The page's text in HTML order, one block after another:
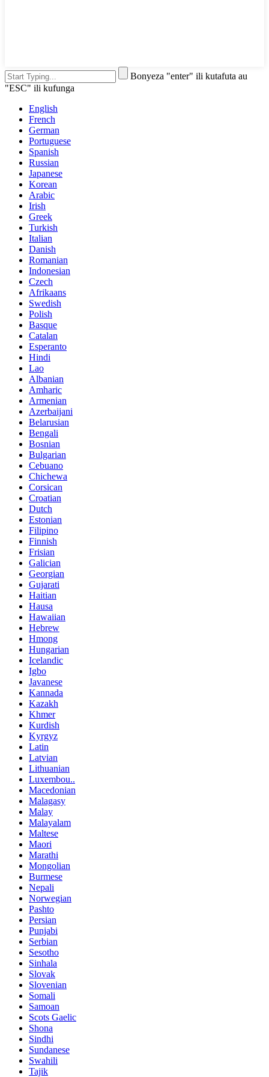
Bonyeza "enter" ili kutafuta au
"ESC" ili kufunga
English
French
German
Portuguese
Spanish
Russian
Japanese
Korean
Arabic
Irish
Greek
Turkish
Italian
Danish
Romanian
Indonesian
Czech
Afrikaans
Swedish
Polish
Basque
Catalan
Esperanto
Hindi
Lao
Albanian
Amharic
Armenian
Azerbaijani
Belarusian
Bengali
Bosnian
Bulgarian
Cebuano
Chichewa
Corsican
Croatian
Dutch
Estonian
Filipino
Finnish
Frisian
Galician
Georgian
Gujarati
Haitian
Hausa
Hawaiian
Hebrew
Hmong
Hungarian
Icelandic
Igbo
Javanese
Kannada
Kazakh
Khmer
Kurdish
Kyrgyz
Latin
Latvian
Lithuanian
Luxembou..
Macedonian
Malagasy
Malay
Malayalam
Maltese
Maori
Marathi
Mongolian
Burmese
Nepali
Norwegian
Pashto
Persian
Punjabi
Serbian
Sesotho
Sinhala
Slovak
Slovenian
Somali
Samoan
Scots Gaelic
Shona
Sindhi
Sundanese
Swahili
Tajik